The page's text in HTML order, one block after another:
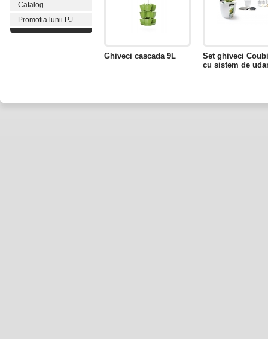
Catalog
Promotia lunii PJ
Ghiveci cascada 9L
Set ghiveci
cu sistem de